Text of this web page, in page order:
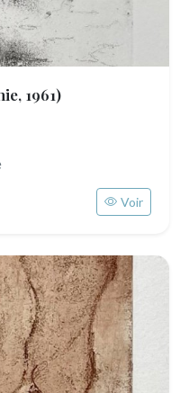
1961)
Voir